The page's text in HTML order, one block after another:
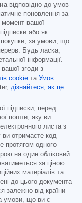
відповідно до умов
поновлення за
момент вашої
або як
покупки, за умови, що
Будь ласка,
інформації.
згоди з
cookie та Умов
дізнайтеся, як це
підписки, перед
пошти, яку ви
листа з
ви отримаєте код
протягом одного
на один обліковий
за ціною
матеріалів та
до цього документа
залежно від країни
умови, що ви є